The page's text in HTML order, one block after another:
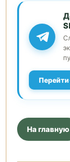
Перейти
На главную